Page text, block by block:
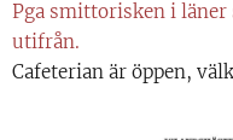
Pga smittorisken i läner
utifrån.
Cafeterian är öppen,